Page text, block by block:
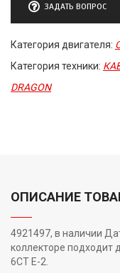
ЗАДАТЬ ВОПРОС
Категория двигателя:
Категория техники:
DRAGON
ОПИСАНИЕ
4921497, в наличии
коллекторе подходит
6CT E-2.